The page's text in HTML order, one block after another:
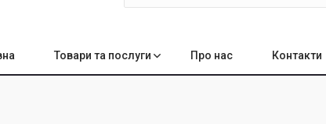
Товари та послуги Про нас Контакти